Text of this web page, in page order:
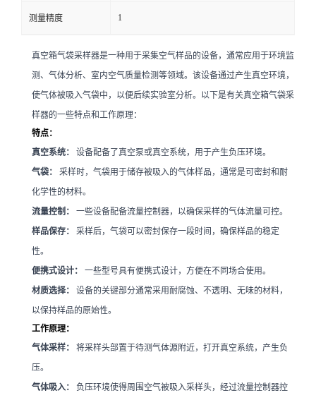
测量精度 1
真空箱气袋采样器是一种用于采集空气样品的设备，通常应用于环境监
测、气体分析、室内空气质量检测等领域。该设备通过产生真空环境，
使气体被吸入气袋中，以便后续实验室分析。以下是有关真空箱气袋采
样器的一些特点和工作原理：
特点：
真空系统：
设备配备了真空泵或真空系统，用于产生负压环境。
气袋：
采样时，气袋用于储存被吸入的气体样品，通常是可密封和耐
化学性的材料。
流量控制：
一些设备配备流量控制器，以确保采样的气体流量可控。
样品保存：
采样后，气袋可以密封保存一段时间，确保样品的稳定
性。
便携式设计：
一些型号具有便携式设计，方便在不同场合使用。
材质选择：
设备的关键部分通常采用耐腐蚀、不透明、无味的材料，
以保持样品的原始性。
工作原理：
气体采样：
将采样头部置于待测气体源附近，打开真空系统，产生负
压。
气体吸入：
负压环境使得周围空气被吸入采样头，经过流量控制器控